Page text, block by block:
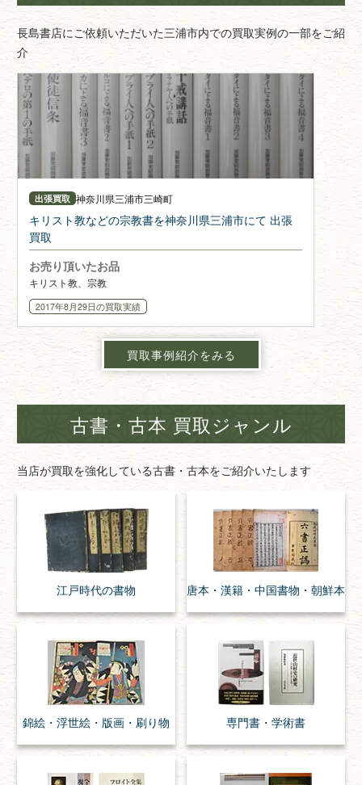
長島書店にご依頼いただいた三浦市内での買取実例の一部をご紹
介
出張買取 神奈川県三浦市三崎町
キリスト教などの宗教書を神奈川県三浦市にて 出張
買取
お売り頂いたお品
キリスト教、宗教
2017年8月29日の買取実績
買取事例紹介をみる
古書・古本 買取ジャンル
当店が買取を強化している古書・古本をご紹介いたします
江戸時代の書物 唐本・漢籍・ 中国書物・朝鮮本
錦絵・浮世絵・ 版画・刷り物 専門書・ 学術書